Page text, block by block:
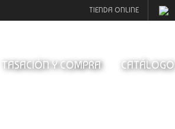
TIENDA ONLINE
TASACIÓN Y COMPRA
CATÁLOGO